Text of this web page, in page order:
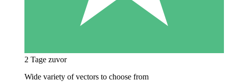
2 Tage zuvor
Wide variety of vectors to choose from